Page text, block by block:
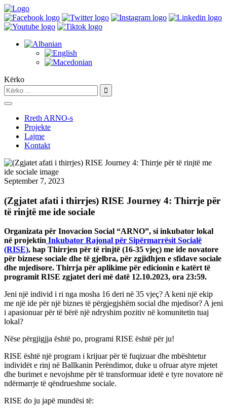
Kërko
Rreth ARNO-s
Projekte
Lajme
Kontakt
September 7, 2023
(Zgjatet afati i thirrjes) RISE Journey 4: Thirrje për
të rinjtë me ide sociale
Organizata për Inovacion Social “ARNO”, si inkubator lokal
në projektin Inkubator Rajonal për Sipërmarrësit Socialë
(RISE), hap Thirrjen për të rinjtë (16-35 vjeç) me ide novatore
për biznese sociale dhe të gjelbra, për zgjidhjen e sfidave sociale
dhe mjedisore. Thirrja për aplikime për edicionin e katërt të
programit RISE zgjatet deri më datë 12.10.2023, ora 23:59.
Jeni një individ i ri nga mosha 16 deri në 35 vjeç? A keni një ekip
me një ide për një biznes të përgjegjshëm social dhe mjedisor? A jeni
i apasionuar për të bërë një ndryshim pozitiv në komunitetin tuaj
lokal?
Nëse përgjigjja është po, programi RISE është për ju!
RISE është një program i krijuar për të fuqizuar dhe mbështetur
individët e rinj në Ballkanin Perëndimor, duke u ofruar atyre mjetet
dhe burimet e nevojshme për të transformuar idetë e tyre novatore në
ndërmarrje të qëndrueshme sociale.
RISE do ju japë mundësi të: